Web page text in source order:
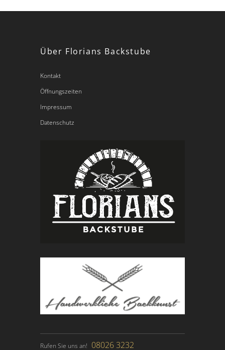
Über Florians Backstube
Kontakt
Öffnungszeiten
Impressum
Datenschutz
Rufen Sie uns an! 08026 3232